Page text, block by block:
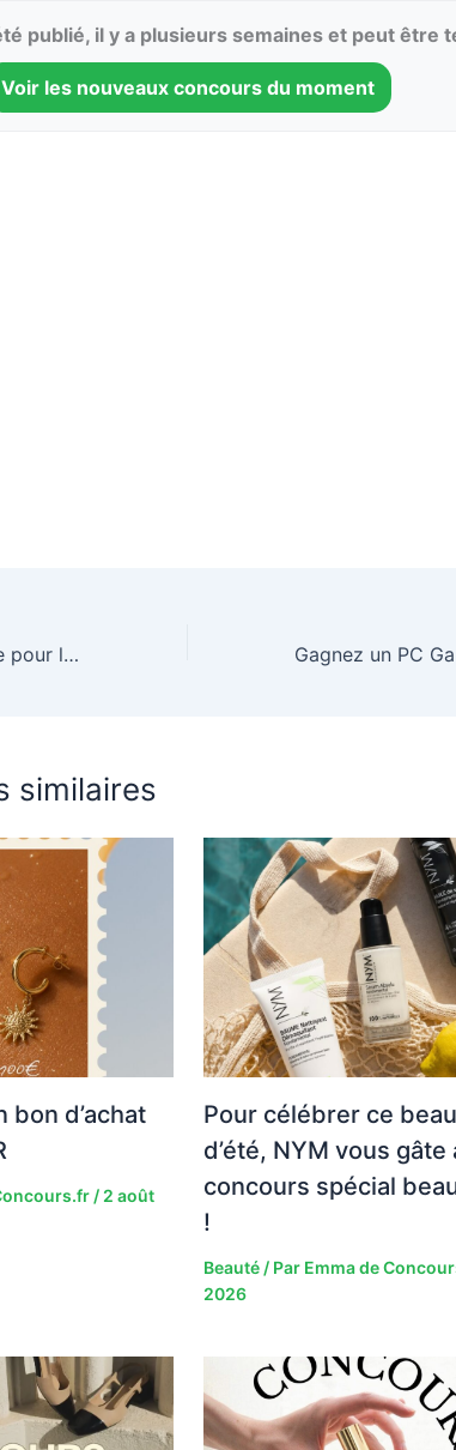
publié, il y a plusieurs semaines et peut être
Voir les nouveaux concours du moment
L’importance d’une routine pour les nouveau-nés et comment en créer une
similaires
bon d’achat
/ 2 août
Pour célébrer ce
d’été, NYM vous gâte
concours spécial
!
Beauté/ Par Emma de
2026